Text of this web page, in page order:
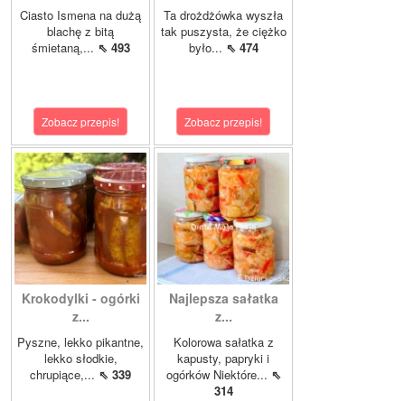
Ciasto Ismena na dużą
blachę z bitą
śmietaną,... ⇖ 493
Zobacz przepis!
Ta drożdżówka wyszła
tak puszysta, że ciężko
było... ⇖ 474
Zobacz przepis!
Krokodylki - ogórki
z...
Pyszne, lekko pikantne,
lekko słodkie,
chrupiące,... ⇖ 339
Najlepsza sałatka
z...
Kolorowa sałatka z
kapusty, papryki i
ogórków Niektóre... ⇖
314